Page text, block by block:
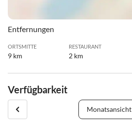
Entfernungen
ORTSMITTE
9 km
RESTAURANT
2 km
Verfügbarkeit
Monatsansicht